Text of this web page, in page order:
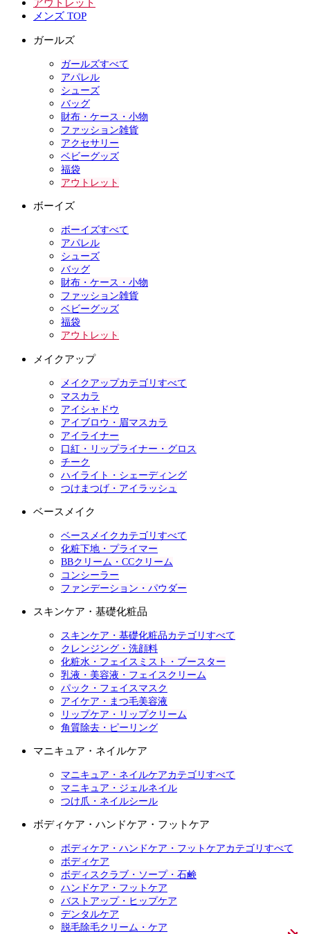
アウトレット
メンズ TOP
ガールズ
ガールズすべて
アパレル
シューズ
バッグ
財布・ケース・小物
ファッション雑貨
アクセサリー
ベビーグッズ
福袋
アウトレット
ボーイズ
ボーイズすべて
アパレル
シューズ
バッグ
財布・ケース・小物
ファッション雑貨
ベビーグッズ
福袋
アウトレット
メイクアップ
メイクアップカテゴリすべて
マスカラ
アイシャドウ
アイブロウ・眉マスカラ
アイライナー
口紅・リップライナー・グロス
チーク
ハイライト・シェーディング
つけまつげ・アイラッシュ
ベースメイク
ベースメイクカテゴリすべて
化粧下地・プライマー
BBクリーム・CCクリーム
コンシーラー
ファンデーション・パウダー
スキンケア・基礎化粧品
スキンケア・基礎化粧品カテゴリすべて
クレンジング・洗顔料
化粧水・フェイスミスト・ブースター
乳液・美容液・フェイスクリーム
パック・フェイスマスク
アイケア・まつ毛美容液
リップケア・リップクリーム
角質除去・ピーリング
マニキュア・ネイルケア
マニキュア・ネイルケアカテゴリすべて
マニキュア・ジェルネイル
つけ爪・ネイルシール
ボディケア・ハンドケア・フットケア
ボディケア・ハンドケア・フットケアカテゴリすべて
ボディケア
ボディスクラブ・ソープ・石鹸
ハンドケア・フットケア
バストアップ・ヒップケア
デンタルケア
脱毛除毛クリーム・ケア